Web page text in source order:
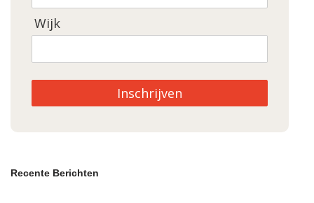
Wijk
Inschrijven
Recente Berichten